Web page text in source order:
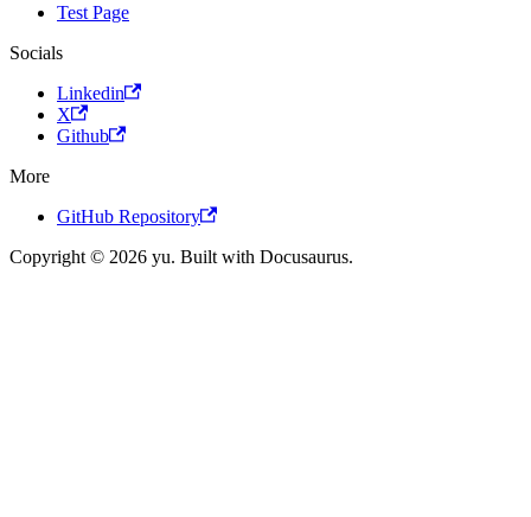
Test Page
Socials
Linkedin
X
Github
More
GitHub Repository
Copyright © 2026 yu. Built with Docusaurus.